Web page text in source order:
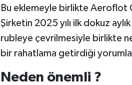
Bu eklemeyle birlikte Aeroflot
Şirketin 2025 yılı ilk dokuz
rubleye çevrilmesiyle birlikte
bir rahatlama getirdiği
Neden önemli ?